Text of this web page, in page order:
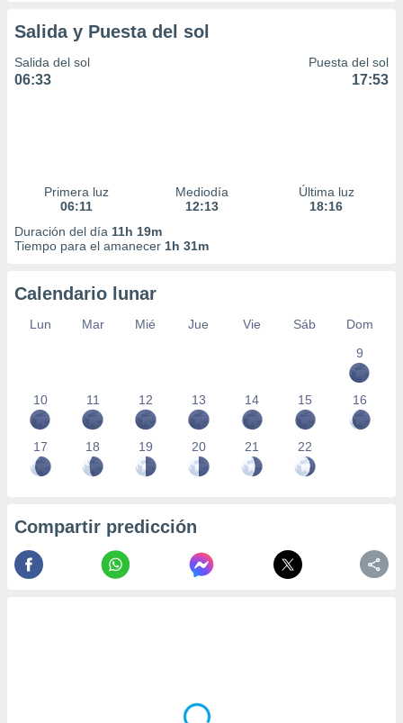
Salida y Puesta del sol
Salida del sol
06:33
Puesta del sol
17:53
Primera luz
06:11
Mediodía
12:13
Última luz
18:16
Duración del día 11h 19m
Tiempo para el amanecer 1h 31m
Calendario lunar
Lun Mar Mié Jue Vie Sáb
Dom
9
10 11 12 13 14 15 16
17 18 19 20 21 22
Compartir predicción